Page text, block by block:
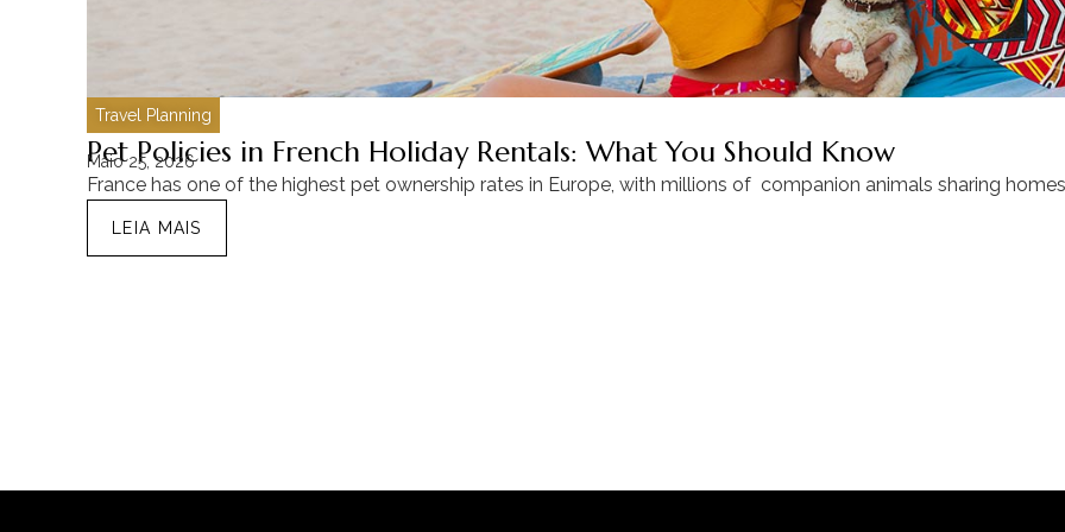
Travel Planning
Pet Policies in French Holiday Rentals: What You Should Know
Maio 25, 2026
France has one of the highest pet ownership rates in Europe, with millions of companion animals sharing homes
LEIA MAIS